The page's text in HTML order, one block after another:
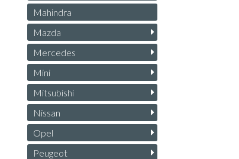
Mahindra
Mazda
Mercedes
Mini
Mitsubishi
Nissan
Opel
Peugeot